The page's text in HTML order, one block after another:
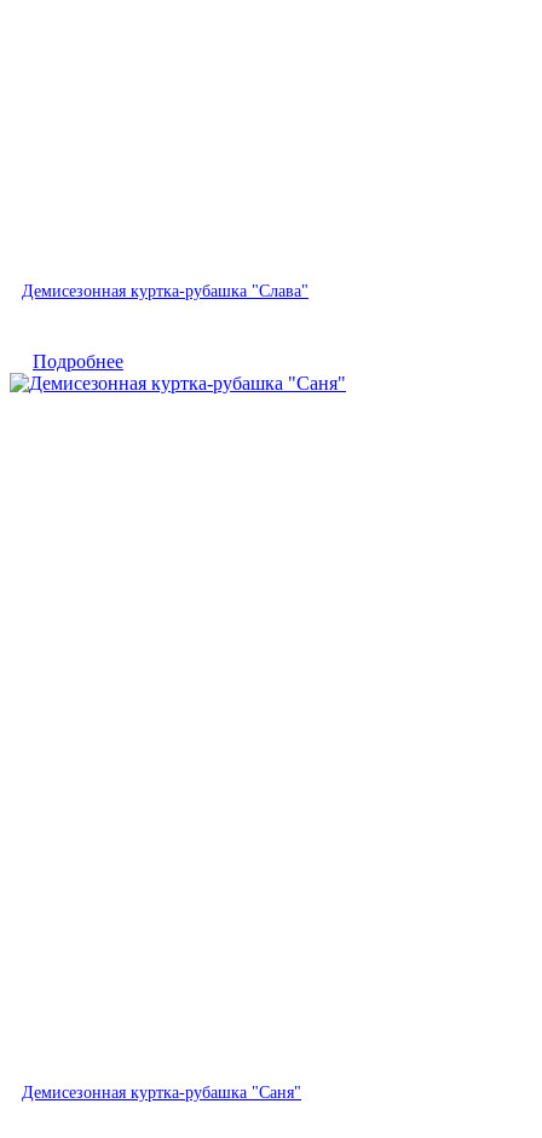
Демисезонная куртка-рубашка "Слава"
Подробнее
Быстрый просмотр
Демисезонная куртка-рубашка "Саня"